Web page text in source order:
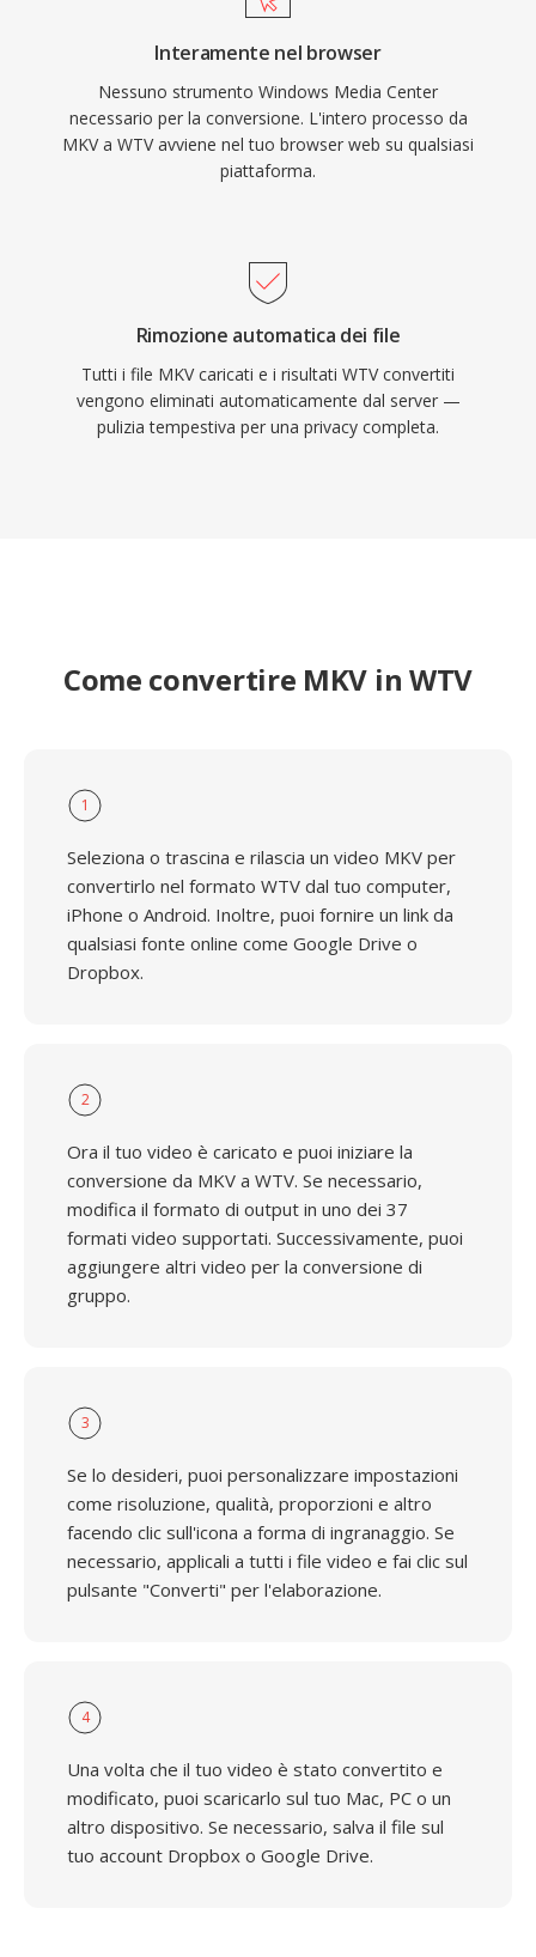
Interamente nel browser
Nessuno strumento Windows Media Center
necessario per la conversione. L'intero processo da
MKV a WTV avviene nel tuo browser web su qualsiasi
piattaforma.
Rimozione automatica dei file
Tutti i file MKV caricati e i risultati WTV convertiti
vengono eliminati automaticamente dal server —
pulizia tempestiva per una privacy completa.
Come convertire MKV in WTV
1
Seleziona o trascina e rilascia un video MKV per
convertirlo nel formato WTV dal tuo computer,
iPhone o Android. Inoltre, puoi fornire un link da
qualsiasi fonte online come Google Drive o
Dropbox.
2
Ora il tuo video è caricato e puoi iniziare la
conversione da MKV a WTV. Se necessario,
modifica il formato di output in uno dei 37
formati video supportati. Successivamente, puoi
aggiungere altri video per la conversione di
gruppo.
3
Se lo desideri, puoi personalizzare impostazioni
come risoluzione, qualità, proporzioni e altro
facendo clic sull'icona a forma di ingranaggio. Se
necessario, applicali a tutti i file video e fai clic sul
pulsante "Converti" per l'elaborazione.
4
Una volta che il tuo video è stato convertito e
modificato, puoi scaricarlo sul tuo Mac, PC o un
altro dispositivo. Se necessario, salva il file sul
tuo account Dropbox o Google Drive.